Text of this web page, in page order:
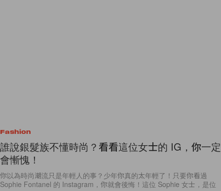
Fashion
誰說銀髮族不懂時尚？看看這位女士的 IG，你一定
會慚愧！
你以為時尚潮流只是年輕人的事？少年你真的太年輕了！只要你看過
Sophie Fontanel 的 Instagram，你就會後悔！這位 Sophie 女士，是位